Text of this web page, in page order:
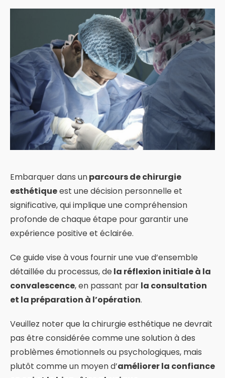
Embarquer dans unparcours de chirurgie
esthétiqueest une décision personnelle et
significative, qui implique une compréhension
profonde de chaque étape pour garantir une
expérience positive et éclairée.
Ce guide vise à vous fournir une vue d’ensemble
détaillée du processus, dela réflexion initiale à la
convalescence, en passant par la consultation
et la préparation à l’opération.
Veuillez noter que la chirurgie esthétique ne devrait
pas être considérée comme une solution à des
problèmes émotionnels ou psychologiques, mais
plutôt comme un moyen d’améliorer la confiance